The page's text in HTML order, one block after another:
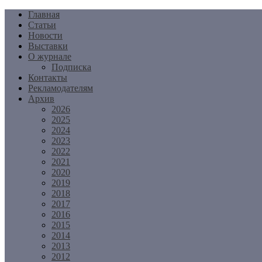
Перейти
содержимому
Главная
Статьи
Новости
Выставки
О журнале
Подписка
Контакты
Рекламодателям
Архив
2026
2025
2024
2023
2022
2021
2020
2019
2018
2017
2016
2015
2014
2013
2012